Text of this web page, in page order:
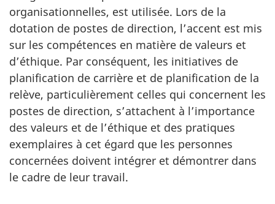
organisationnelles, est utilisée. Lors de la
dotation de postes de direction, l’accent est mis
sur les compétences en matière de valeurs et
d’éthique. Par conséquent, les initiatives de
planification de carrière et de planification de la
relève, particulièrement celles qui concernent les
postes de direction, s’attachent à l’importance
des valeurs et de l’éthique et des pratiques
exemplaires à cet égard que les personnes
concernées doivent intégrer et démontrer dans
le cadre de leur travail.